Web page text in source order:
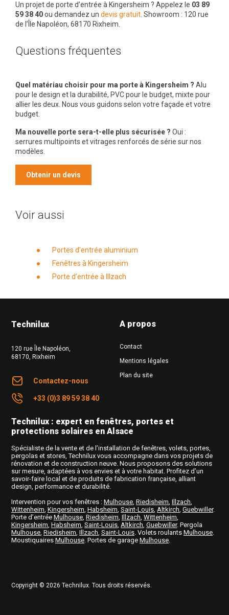
Un projet de porte d’entrée à Kingersheim ? Appelez le 03 89
59 38 40ou demandez un devis gratuit . Showroom : 120 rue
de l’Île Napoléon, 68170 Rixheim.
Questions fréquentes
Quel matériau choisir pour ma porte à Kingersheim ? Alu
pour le design et la durabilité, PVC pour le budget, mixte pour
allier les deux. Nous vous guidons selon votre façade et votre
budget.
Ma nouvelle porte sera-t-elle plus sécurisée ? Oui :
serrures multipoints et vitrages renforcés de série sur nos
modèles.
Obtenir un devis
Voir aussi
Portes d’entrée aluminium
Fenêtres à Kingersheim
Porte d’entrée à Illzach
Technilux
120 rue Île Napoléon,
68170, Rixheim
Contactez-nous
+33 (0)3 89 59 38 40
A propos
Contact
Mentions légales
Plan du site
Technilux : expert en fenêtres, portes et
protections solaires en Alsace
Spécialiste de la vente et de l’installation de fenêtres, volets, portes,
pergolas et stores, Technilux vous accompagne dans vos projets de
rénovation et de construction neuve. Nous proposons des solutions
sur mesure, adaptées à vos envies et à votre habitat. Profitez d’un
savoir-faire local et de produits de fabrication française, alliant
design, performance et durabilité.
Intervention pour vos fenêtres : Mulhouse, Riedisheim, Illzach,
Wittenheim, Kingersheim, Habsheim, Saint-Louis, Altkirch, Guebwiller.
Porte d’entrée Mulhouse, Riedisheim, Illzach, Wittenheim,
Kingersheim, Habsheim, Saint-Louis, Altkirch, Guebwiller. Pergola
Mulhouse, Riedisheim, Illzach, Saint-Louis. Volets roulants Mulhouse.
Moustiquaires Mulhouse. Portes de garage Mulhouse.
Copyright © 2026 Technilux. Tous droits réservés.